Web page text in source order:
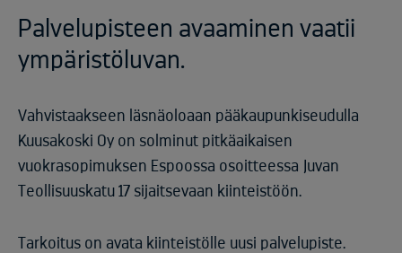
Palvelupisteen avaaminen vaatii
ympäristöluvan.
Vahvistaakseen läsnäoloaan pääkaupunkiseudulla
Kuusakoski Oy on solminut pitkäaikaisen
vuokrasopimuksen Espoossa osoitteessa Juvan
Teollisuuskatu 17 sijaitsevaan kiinteistöön.
Tarkoitus on avata kiinteistölle uusi palvelupiste.